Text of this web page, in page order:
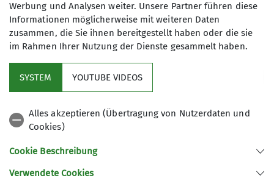
Werbung und Analysen weiter. Unsere Partner führen diese
Informationen möglicherweise mit weiteren Daten
zusammen, die Sie ihnen bereitgestellt haben oder die sie
im Rahmen Ihrer Nutzung der Dienste gesammelt haben.
SYSTEM YOUTUBE VIDEOS
Alles akzeptieren (Übertragung von Nutzerdaten und
Cookies)
Cookie Beschreibung
Verwendete Cookies